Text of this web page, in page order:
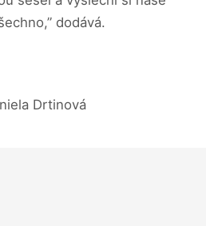
dodává.
Drtinová